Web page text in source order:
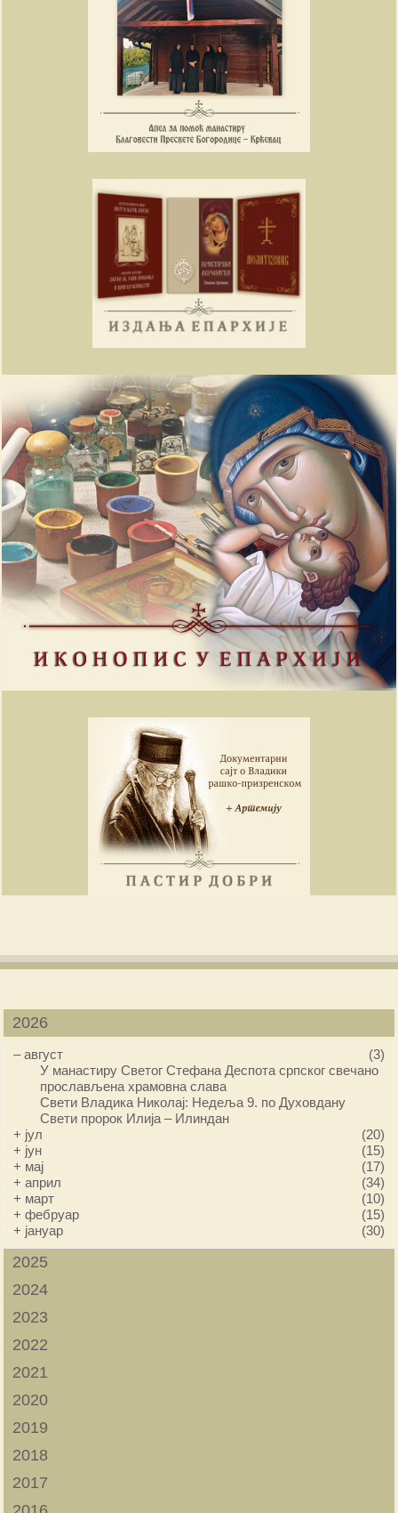
2026
–август
(3)
У манастиру Светог Стефана Деспота српског свечано
прослављена храмовна слава
Свети Владика Николај: Недеља 9. по Духовдану
Свети пророк Илија – Илиндан
+ јул
(20)
+ јун
(15)
+ мај
(17)
+април
(34)
+ март
(10)
+фебруар
(15)
+ јануар (30)
2025
2024
2023
2022
2021
2020
2019
2018
2017